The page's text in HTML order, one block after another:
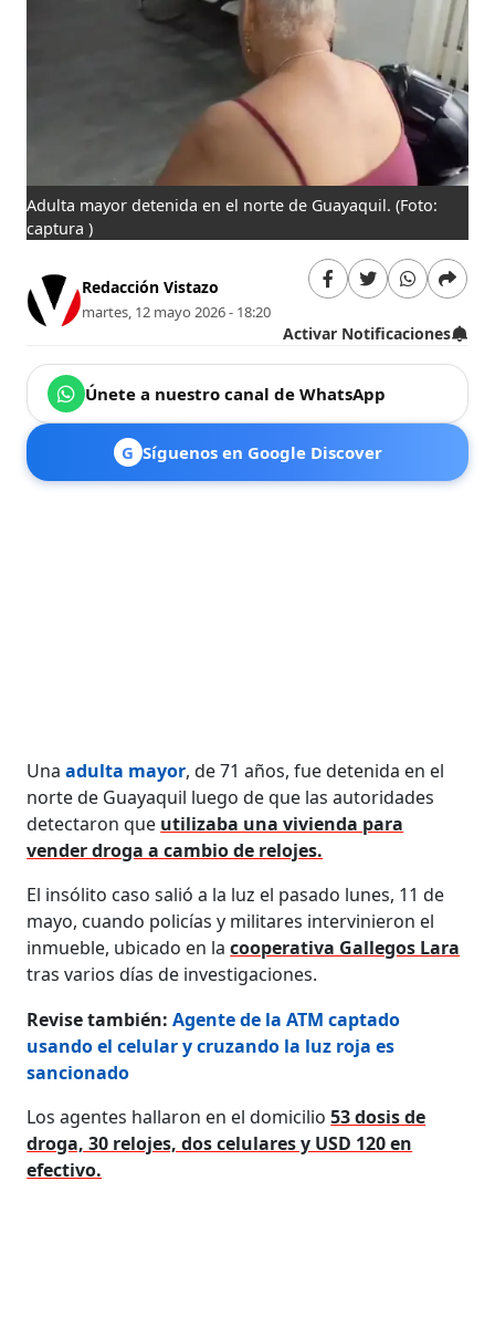
Adulta mayor detenida en el norte de Guayaquil. (Foto:
captura )
Redacción Vistazo
martes, 12 mayo 2026 - 18:20
Activar Notificaciones
Únete a nuestro canal de WhatsApp
G Síguenos en Google Discover
Unaadulta mayor, de 71 años, fue detenida en el
norte de Guayaquil luego de que las autoridades
detectaron que utilizaba una vivienda para
vender droga a cambio de relojes.
El insólito caso salió a la luz el pasado lunes, 11 de
mayo, cuando policías y militares intervinieron el
inmueble, ubicado en lacooperativa Gallegos Lara
tras varios días de investigaciones.
Revise también:Agente de la ATM captado
usando el celular y cruzando la luz roja es
sancionado
Los agentes hallaron en el domicilio53 dosis de
droga, 30 relojes, dos celulares y USD 120 en
efectivo.